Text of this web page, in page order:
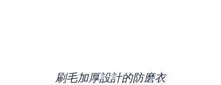
刷毛加厚設計的防磨衣